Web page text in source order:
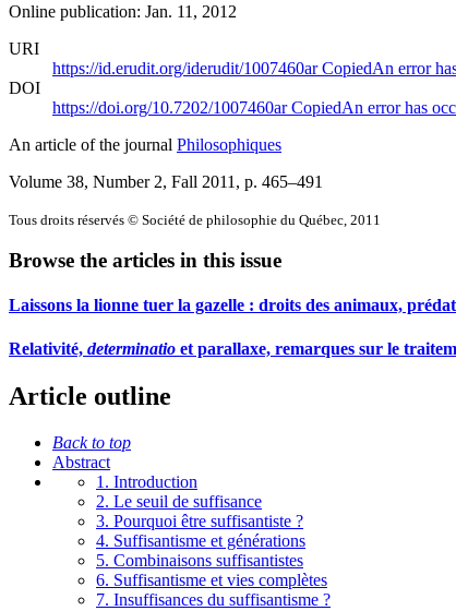
Online publication: Jan. 11, 2012
URI
https://id.erudit.org/iderudit/1007460arCopiedAn error
DOI
https://doi.org/10.7202/1007460arCopiedAn error has
An article of the journal Philosophiques
Volume 38, Number 2, Fall 2011 , p. 465–491
Tous droits réservés © Société de philosophie du Québec, 2011
Browse the articles in this issue
Laissons la lionne tuer la gazelle : droits des animaux,
Relativité, determinatio et parallaxe, remarques sur le
Article outline
Back to top
Abstract
1. Introduction
2. Le seuil de suffisance
3. Pourquoi être suffisantiste ?
4. Suffisantisme et générations
5. Combinaisons suffisantistes
6. Suffisantisme et vies complètes
7. Insuffisances du suffisantisme ?